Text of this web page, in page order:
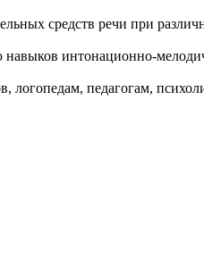
средств речи при
интонационно-
логопедам, педагогам,